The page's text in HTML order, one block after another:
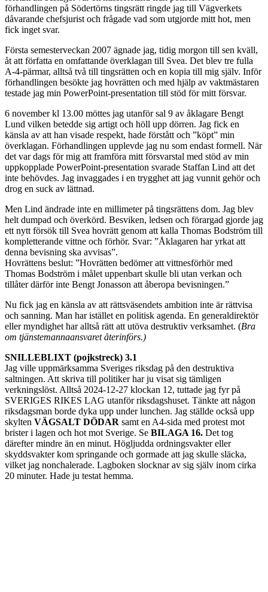
förhandlingen på Södertörns tingsrätt ringde jag till Vägverkets
dåvarande chefsjurist och frågade vad som utgjorde mitt hot, men
fick inget svar.
Första semesterveckan 2007 ägnade jag, tidig morgon till sen kväll,
åt att författa en omfattande överklagan till Svea. Det blev tre fulla
A-4-pärmar, alltså två till tingsrätten och en kopia till mig själv. Inför
förhandlingen besökte jag hovrätten och med hjälp av vaktmästaren
testade jag min PowerPoint-presentation till stöd för mitt försvar.
6 november kl 13.00 möttes jag utanför sal 9 av åklagare Bengt
Lund vilken betedde sig artigt och höll upp dörren. Jag fick en
känsla av att han visade respekt, hade förstått och ”köpt” min
överklagan. Förhandlingen upplevde jag nu som endast formell. När
det var dags för mig att framföra mitt försvarstal med stöd av min
uppkopplade PowerPoint-presentation svarade Staffan Lind att det
inte behövdes. Jag invaggades i en trygghet att jag vunnit gehör och
drog en suck av lättnad.
Men Lind ändrade inte en millimeter på tingsrättens dom. Jag blev
helt dumpad och överkörd. Besviken, ledsen och förargad gjorde jag
ett nytt försök till Svea hovrätt genom att kalla Thomas Bodström till
kompletterande vittne och förhör. Svar: ”Åklagaren har yrkat att
denna bevisning ska avvisas”.
Hovrättens beslut: ”Hovrätten bedömer att vittnesförhör med
Thomas Bodström i målet uppenbart skulle bli utan verkan och
tillåter därför inte Bengt Jonasson att åberopa bevisningen.”
Nu fick jag en känsla av att rättsväsendets ambition inte är rättvisa
och sanning. Man har istället en politisk agenda. En generaldirektör
eller myndighet har alltså rätt att utöva destruktiv verksamhet. (Bra
om tjänstemannaansvaret återinförs.)
SNILLEBLIXT (pojkstreck) 3.1
Jag ville uppmärksamma Sveriges riksdag på den destruktiva
saltningen. Att skriva till politiker har ju visat sig tämligen
verkningslöst. Alltså 2024-12-27 klockan 12, tuttade jag fyr på
SVERIGES RIKES LAG utanför riksdagshuset. Tänkte att någon
riksdagsman borde dyka upp under lunchen. Jag ställde också upp
skylten VÄGSALT DÖDAR samt en A4-sida med protest mot
brister i lagen och hot mot Sverige. Se BILAGA 16. Det tog
därefter mindre än en minut. Högljudda ordningsvakter eller
skyddsvakter kom springande och gormade att jag skulle släcka,
vilket jag nonchalerade. Lagboken slocknar av sig själv inom cirka
20 minuter. Hade ju testat hemma.